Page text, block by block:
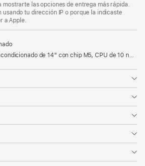
mostrarte las opciones de entrega más rápida.
usando tu dirección IP o porque la indicaste
a Apple.
de 14" con chip M5, CPU de 10 núcleos y GPU de 10 núcleos - Plata